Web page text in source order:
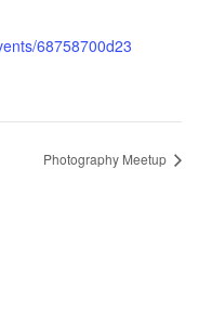
68758700d23
Photography Meetup